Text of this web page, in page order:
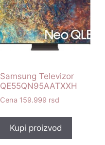
Samsung Televizor
QE55QN95AATXXH
159.999 rsd
Kupi proizvod